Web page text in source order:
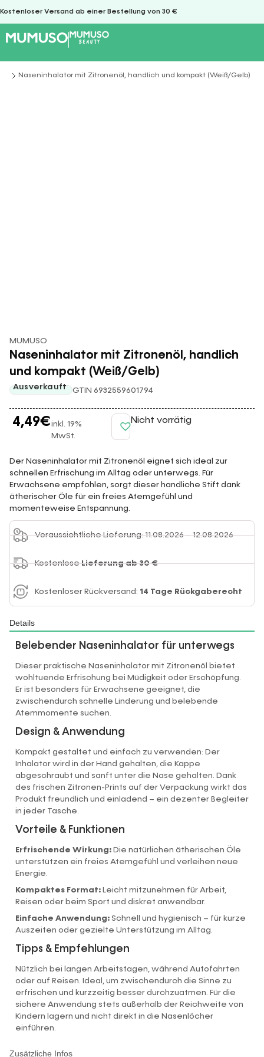
Kostenloser Versand ab einer Bestellung von 30 €
Sie befinden sich hier:
Naseninhalator mit Zitronenöl, handlich und kompakt (Weiß/Gelb)
MUMUSO
Naseninhalator mit Zitronenöl, handlich
und kompakt (Weiß/Gelb)
Ausverkauft GTIN 6932559601794
4,49€inkl. 19%
MwSt.
Nicht vorrätig
Der Naseninhalator mit Zitronenöl eignet sich ideal zur
schnellen Erfrischung im Alltag oder unterwegs. Für
Erwachsene empfohlen, sorgt dieser handliche Stift dank
ätherischer Öle für ein freies Atemgefühl und
momenteweise Entspannung.
Voraussichtliche Lieferung: 11.08.2026 – 12.08.2026
KostenloseLieferung ab 30 €
Kostenloser Rückversand: 14 Tage Rückgaberecht
Details
Zusätzliche Infos
Belebender Naseninhalator für unterwegs
Dieser praktische Naseninhalator mit Zitronenöl bietet
wohltuende Erfrischung bei Müdigkeit oder Erschöpfung.
Er ist besonders für Erwachsene geeignet, die
zwischendurch schnelle Linderung und belebende
Atemmomente suchen.
Design & Anwendung
Kompakt gestaltet und einfach zu verwenden: Der
Inhalator wird in der Hand gehalten, die Kappe
abgeschraubt und sanft unter die Nase gehalten. Dank
des frischen Zitronen-Prints auf der Verpackung wirkt das
Produkt freundlich und einladend – ein dezenter Begleiter
in jeder Tasche.
Vorteile & Funktionen
Erfrischende Wirkung: Die natürlichen ätherischen Öle
unterstützen ein freies Atemgefühl und verleihen neue
Energie.
Kompaktes Format: Leicht mitzunehmen für Arbeit,
Reisen oder beim Sport und diskret anwendbar.
Einfache Anwendung: Schnell und hygienisch – für kurze
Auszeiten oder gezielte Unterstützung im Alltag.
Tipps & Empfehlungen
Nützlich bei langen Arbeitstagen, während Autofahrten
oder auf Reisen. Ideal, um zwischendurch die Sinne zu
erfrischen und kurzzeitig besser durchzuatmen. Für die
sichere Anwendung stets außerhalb der Reichweite von
Kindern lagern und nicht direkt in die Nasenlöcher
einführen.